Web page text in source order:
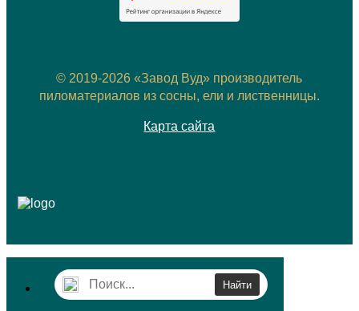
© 2019-2026 «Завод Вуд» производитель
пиломатериалов из сосны, ели и лиственницы.
Карта сайта